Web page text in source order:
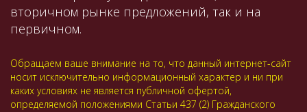
вторичном рынке предложений, так и на
первичном.
Обращаем ваше внимание на то, что данный интернет-сайт
носит исключительно информационный характер и ни при
каких условиях не является публичной офертой,
определяемой положениями Статьи 437 (2) Гражданского